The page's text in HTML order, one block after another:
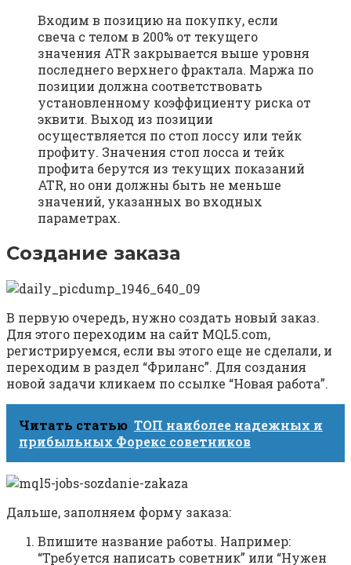
Входим в позицию на покупку, если
свеча с телом в 200% от текущего
значения ATR закрывается выше уровня
последнего верхнего фрактала. Маржа по
позиции должна соответствовать
установленному коэффициенту риска от
эквити. Выход из позиции
осуществляется по стоп лоссу или тейк
профиту. Значения стоп лосса и тейк
профита берутся из текущих показаний
ATR, но они должны быть не меньше
значений, указанных во входных
параметрах.
Создание заказа
В первую очередь, нужно создать новый заказ.
Для этого переходим на сайт MQL5.com,
регистрируемся, если вы этого еще не сделали, и
переходим в раздел “Фриланс”. Для создания
новой задачи кликаем по ссылке “Новая работа”.
Читать статью ТОП наиболее надежных и
прибыльных Форекс советников
Дальше, заполняем форму заказа:
Впишите название работы. Например:
“Требуется написать советник” или “Нужен